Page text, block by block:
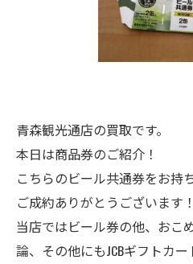
青森観光通店の買取です。
本日は商品券のご紹介！
こちらのビール共通券をお持
ご成約ありがとうございます！
当店ではビール券の他、おこ
論、その他にもJCBギフトカ